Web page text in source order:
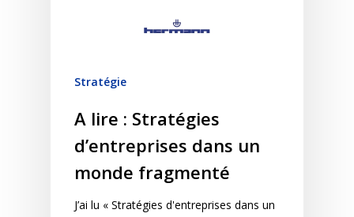
Stratégie
A lire : Stratégies
d’entreprises dans un
monde fragmenté
J’ai lu « Stratégies d'entreprises dans un